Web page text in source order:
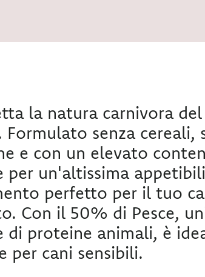
la natura carnivora
Formulato senza cereali,
e con un elevato
per un'altissima
perfetto per il tuo
Con il 50% di Pesce,
di proteine animali, è
per cani sensibili.